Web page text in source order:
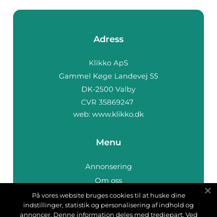
Adress
web: www.klikko.dk
Menu
Annonsering
Om oss
Cookies
Kontakta oss
På vores website bruges cookies til at huske dine
indstillinger, statistik og personalisering af indhold og
annoncer. Denne information deles med tredjepart. Ved